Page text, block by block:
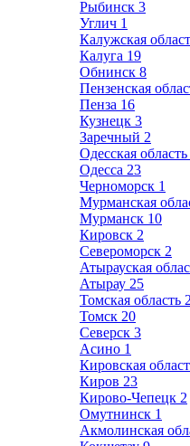
Рыбинск 3
Углич 1
Калужская
Калуга 19
Обнинск 8
Пензенская
Пенза 16
Кузнецк 3
Заречный 2
Одесская область
Одесса 23
Черноморск 1
Мурманская
Мурманск 10
Кировск 2
Североморск 2
Атырауская
Атырау 25
Томская область
Томск 20
Северск 3
Асино 1
Кировская
Киров 23
Кирово-Чепецк 2
Омутнинск 1
Акмолинская